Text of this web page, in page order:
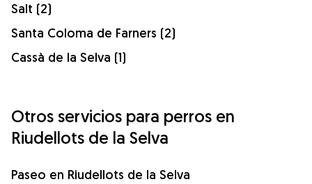
Salt (2)
Santa Coloma de Farners (2)
Cassà de la Selva (1)
Otros servicios para perros en
Riudellots de la Selva
Paseo en Riudellots de la Selva